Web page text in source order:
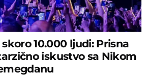
10.000 ljudi: Prisna
iskustvo sa Nikom